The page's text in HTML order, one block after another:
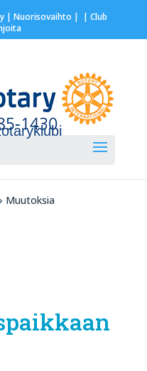
| Nuorisovaihto | | Club
Muutoksia